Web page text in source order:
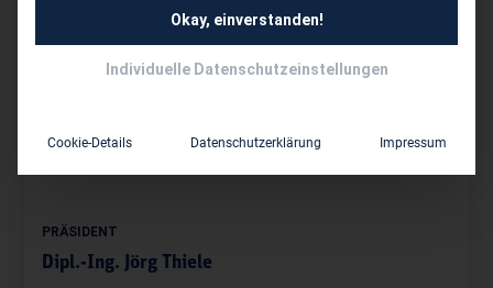
PRÄSIDENT
Dipl.-Ing. Jörg Thiele
Okay, einverstanden!
Individuelle Datenschutzeinstellungen
Cookie-Details Datenschutzerklärung Impressum